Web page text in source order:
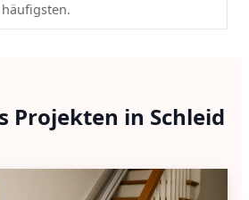
Projekten in Schleid